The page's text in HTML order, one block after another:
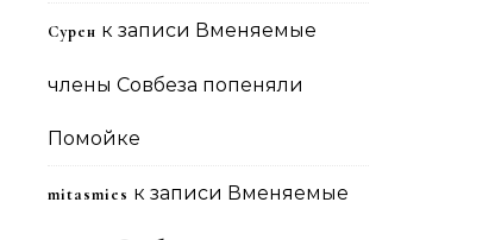
Сурен к записи Вменяемые
члены Совбеза попеняли
Помойке
mitasmies к записи Вменяемые